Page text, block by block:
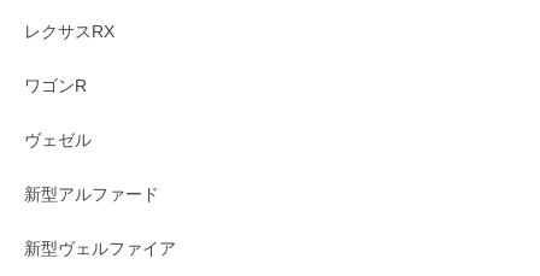
レクサスRX
ワゴンR
ヴェゼル
新型アルファード
新型ヴェルファイア